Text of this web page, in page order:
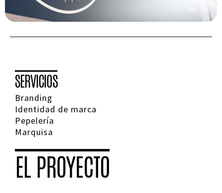
SERVICIOS
Branding
Identidad de marca
Pepelería
Marquisa
EL PROYECTO